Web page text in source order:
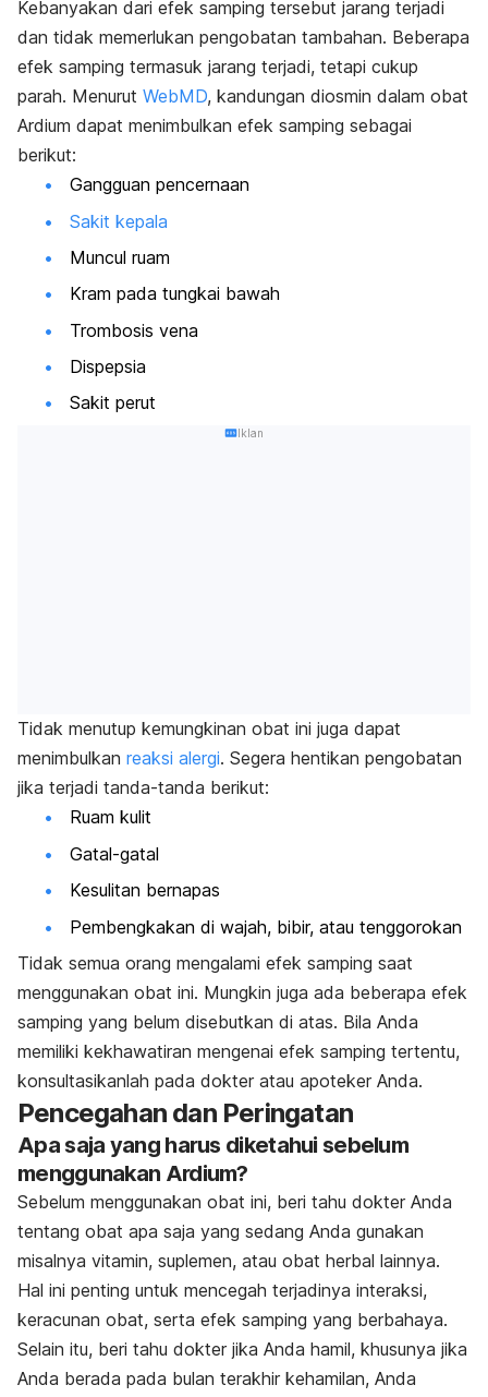
Kebanyakan dari efek samping tersebut jarang terjadi
dan tidak memerlukan pengobatan tambahan. Beberapa
efek samping termasuk jarang terjadi, tetapi cukup
parah. Menurut WebMD, kandungan diosmin dalam obat
Ardium dapat menimbulkan efek samping sebagai
berikut:
Gangguan pencernaan
Sakit kepala
Muncul ruam
Kram pada tungkai bawah
Trombosis vena
Dispepsia
Sakit perut
Iklan
Tidak menutup kemungkinan obat ini juga dapat
menimbulkan reaksi alergi. Segera hentikan pengobatan
jika terjadi tanda-tanda berikut:
Ruam kulit
Gatal-gatal
Kesulitan bernapas
Pembengkakan di wajah, bibir, atau tenggorokan
Tidak semua orang mengalami efek samping saat
menggunakan obat ini. Mungkin juga ada beberapa efek
samping yang belum disebutkan di atas. Bila Anda
memiliki kekhawatiran mengenai efek samping tertentu,
konsultasikanlah pada dokter atau apoteker Anda.
Pencegahan dan Peringatan
Apa saja yang harus diketahui sebelum
menggunakan Ardium?
Sebelum menggunakan obat ini, beri tahu dokter Anda
tentang obat apa saja yang sedang Anda gunakan
misalnya vitamin, suplemen, atau obat herbal lainnya.
Hal ini penting untuk mencegah terjadinya interaksi,
keracunan obat, serta efek samping yang berbahaya.
Selain itu, beri tahu dokter jika Anda hamil, khusunya jika
Anda berada pada bulan terakhir kehamilan, Anda